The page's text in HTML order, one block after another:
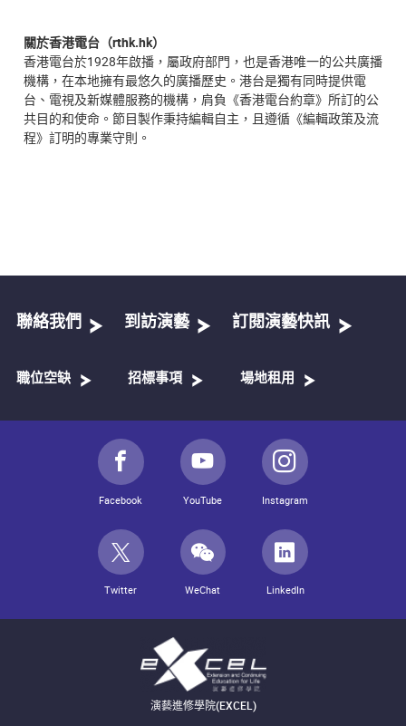
關於香港電台（rthk.hk）
香港電台於1928年啟播，屬政府部門，也是香港唯一的公共廣播
機構，在本地擁有最悠久的廣播歷史。港台是獨有同時提供電
台、電視及新媒體服務的機構，肩負《香港電台約章》所訂的公
共目的和使命。節目製作秉持編輯自主，且遵循《編輯政策及流
程》訂明的專業守則。
聯絡我們 到訪演藝 訂閱演藝快訊
職位空缺 招標事項 場地租用
Facebook YouTube Instagram
Twitter WeChat LinkedIn
演藝進修學院(EXCEL)